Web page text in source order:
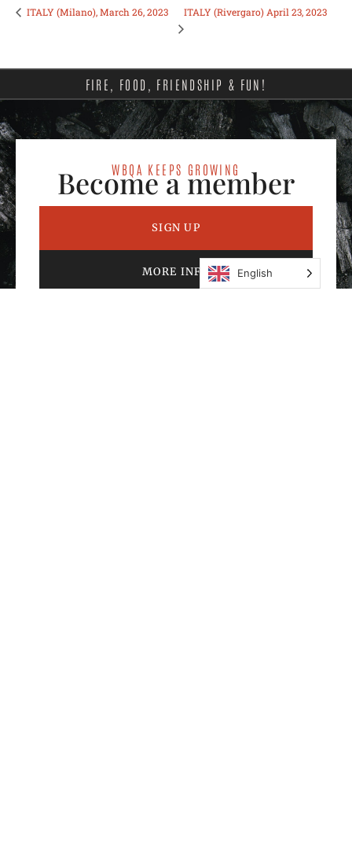
ITALY (Milano), March 26, 2023 ITALY (Rivergaro) April 23, 2023
FIRE, FOOD, FRIENDSHIP & FUN!
WBQA KEEPS GROWING
Become a member
SIGN UP
MORE INFO English